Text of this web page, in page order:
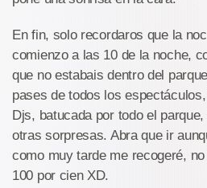
En fin, solo recordaros que la
comienzo a las 10 de la noche,
que no estabais dentro del
pases de todos los
Djs, batucada por todo el
otras sorpresas. Abra que ir
como muy tarde me recogeré,
100 por cien XD.